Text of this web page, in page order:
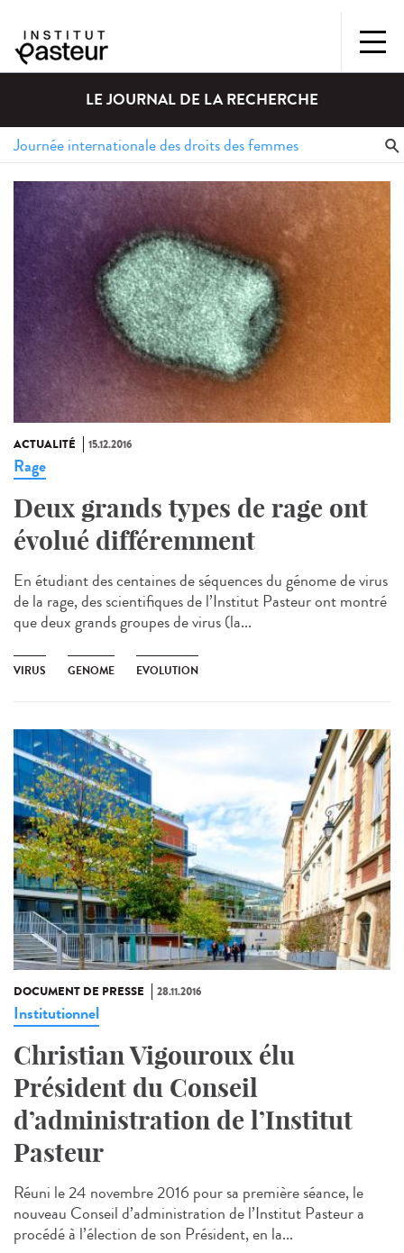
LE JOURNAL DE LA RECHERCHE
ACTUALITÉ 15.12.2016
Rage
Deux grands types de rage ont
évolué différemment
En étudiant des centaines de séquences du génome de virus
de la rage, des scientifiques de l’Institut Pasteur ont montré
que deux grands groupes de virus (la...
VIRUS GENOME EVOLUTION
DOCUMENT DE PRESSE 28.11.2016
Institutionnel
Christian Vigouroux élu
Président du Conseil
d’administration de l’Institut
Pasteur
Réuni le 24 novembre 2016 pour sa première séance, le
nouveau Conseil d’administration de l’Institut Pasteur a
procédé à l’élection de son Président, en la...